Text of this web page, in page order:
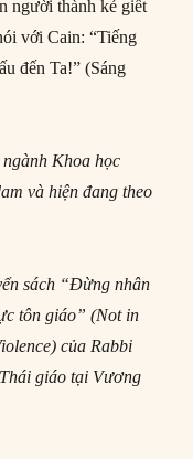
người thành kẻ giết
với Cain: “Tiếng
đến Ta!” (Sáng
Khoa học
và hiện đang theo
sách “Đừng nhân
tôn giáo” (Not in
của Rabbi
giáo tại Vương